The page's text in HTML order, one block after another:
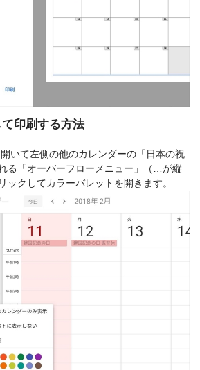
印刷する方法
いて左側の他のカレンダーの「日本の祝
る「オーバーフローメニュー」（…が縦
ックしてカラーバレットを開きます。